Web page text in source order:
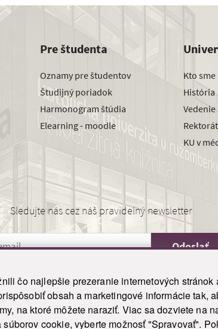
čo najlepšie prezeranie internetových stránok
obsah a marketingové informácie tak,
na ktoré môžete naraziť. Viac sa dozviete na
cookie, vyberte možnosť "Spravovať".
Pre študenta
Oznamy pre študentov
Študijný poriadok
Harmonogram štúdia
Elearning - moodle
Kto sme
História
Rektorát
KU v
Sledujte nás cez náš pravidelný newsletter
Odoslať
práva vyhradené. | Ochrana osobných údajov | Vyhlásenie o
by reCAPTCHA and the Google Privacy Policy and Terms of Service